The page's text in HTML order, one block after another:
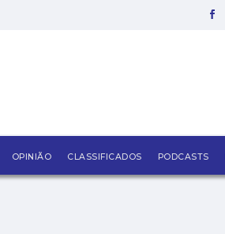
OPINIÃO CLASSIFICADOS PODCASTS